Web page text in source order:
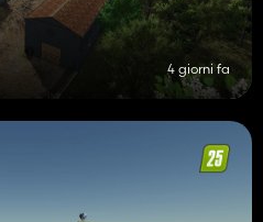
4 giorni fa